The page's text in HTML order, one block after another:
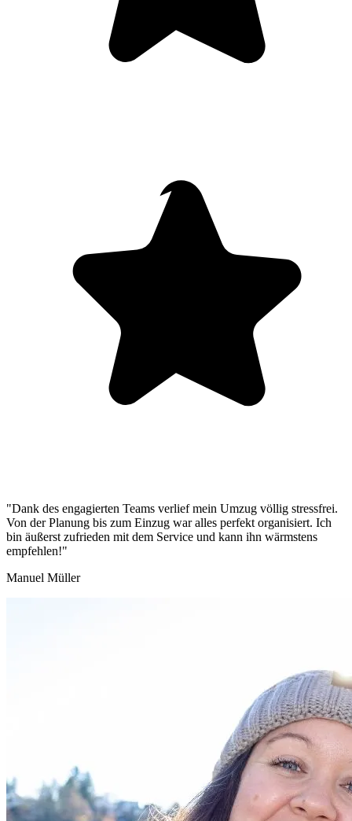
"Dank des engagierten Teams verlief mein Umzug völlig stressfrei.
Von der Planung bis zum Einzug war alles perfekt organisiert. Ich
bin äußerst zufrieden mit dem Service und kann ihn wärmstens
empfehlen!"
Manuel Müller